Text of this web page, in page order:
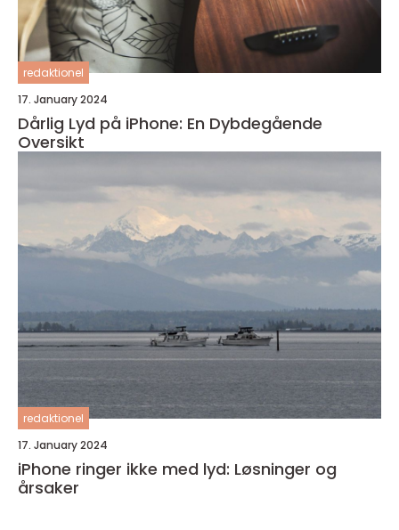
redaktionel
17. January 2024
Dårlig Lyd på iPhone: En Dybdegående
Oversikt
redaktionel
17. January 2024
iPhone ringer ikke med lyd: Løsninger og
årsaker